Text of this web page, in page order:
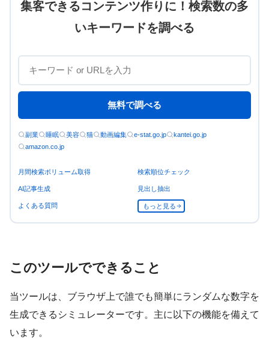
集客できるコンテンツ作りに！検索数の多
いキーワードを調べる
無料で調べる
副業 睡眠 美容 猫 動画編集 e-stat.go.jp
kantei.go.jp
amazon.co.jp
月間検索ボリューム取得 検索順位チェック
AI記事生成 見出し抽出
よくある質問 もっと見る
このツールでできること
当ツールは、ブラウザ上で誰でも簡単にランダムな数字を
生成できるシミュレーターです。主に以下の機能を備えて
います。